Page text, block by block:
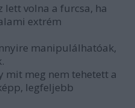
lett volna a furcsa, ha
extrém
manipulálhatóak,
mit meg nem tehetett a
legfeljebb